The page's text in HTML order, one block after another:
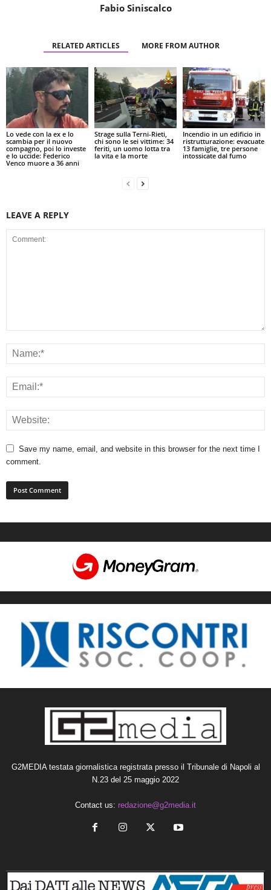
Fabio Siniscalco
RELATED ARTICLES MORE FROM AUTHOR
Lo vede con la ex e lo
scambia per il nuovo
compagno, poi lo investe
e lo uccide: Federico
Venco muore a 36 anni
Strage sulla Terni-Rieti,
chi sono le sei vittime: 34
feriti, un uomo lotta tra
la vita e la morte
Incendio in un edificio in
ristrutturazione: evacuate
13 famiglie, tre persone
intossicate dal fumo
LEAVE A REPLY
Save my name, email, and website in this browser for the next time I
comment.
G2MEDIA testata giornalistica registrata presso il Tribunale di Napoli al
N.23 del 25 maggio 2022
Contact us: redazione@g2media.it